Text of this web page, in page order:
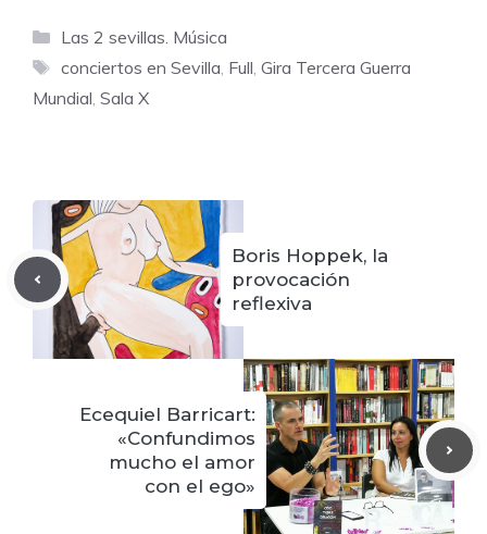
Categorías
Las 2 sevillas. Música
Etiquetas
conciertos en Sevilla, Full, Gira Tercera Guerra
Mundial, Sala X
Boris Hoppek, la
provocación
reflexiva
Ecequiel Barricart:
«Confundimos
mucho el amor
con el ego»